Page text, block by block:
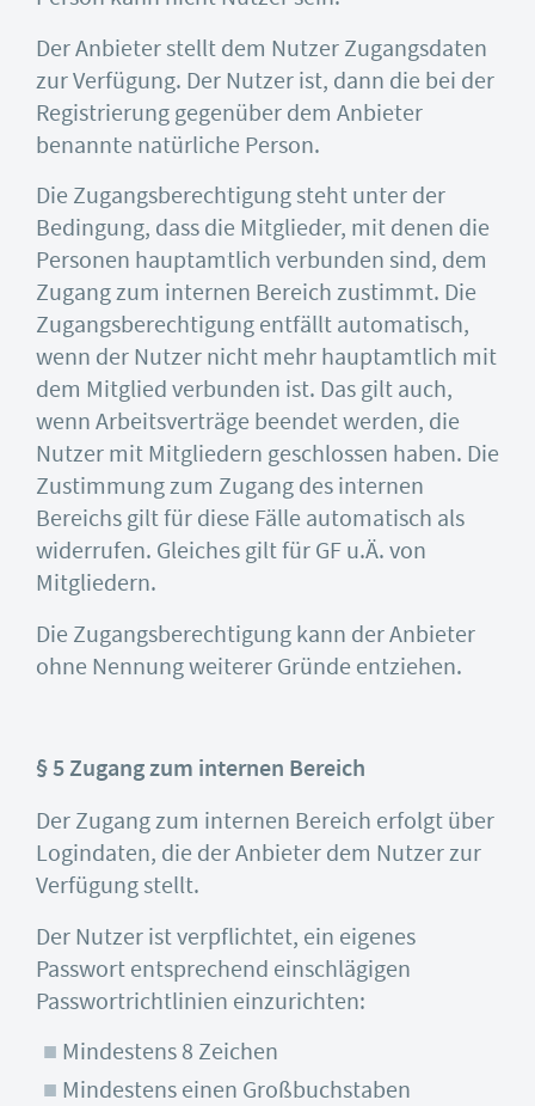
Der Anbieter stellt dem Nutzer Zugangsdaten
zur Verfügung. Der Nutzer ist, dann die bei der
Registrierung gegenüber dem Anbieter
benannte natürliche Person.
Die Zugangsberechtigung steht unter der
Bedingung, dass die Mitglieder, mit denen die
Personen hauptamtlich verbunden sind, dem
Zugang zum internen Bereich zustimmt. Die
Zugangsberechtigung entfällt automatisch,
wenn der Nutzer nicht mehr hauptamtlich mit
dem Mitglied verbunden ist. Das gilt auch,
wenn Arbeitsverträge beendet werden, die
Nutzer mit Mitgliedern geschlossen haben. Die
Zustimmung zum Zugang des internen
Bereichs gilt für diese Fälle automatisch als
widerrufen. Gleiches gilt für GF u.Ä. von
Mitgliedern.
Die Zugangsberechtigung kann der Anbieter
ohne Nennung weiterer Gründe entziehen.
§ 5 Zugang zum internen Bereich
Der Zugang zum internen Bereich erfolgt über
Logindaten, die der Anbieter dem Nutzer zur
Verfügung stellt.
Der Nutzer ist verpflichtet, ein eigenes
Passwort entsprechend einschlägigen
Passwortrichtlinien einzurichten:
Mindestens 8 Zeichen
Mindestens einen Großbuchstaben